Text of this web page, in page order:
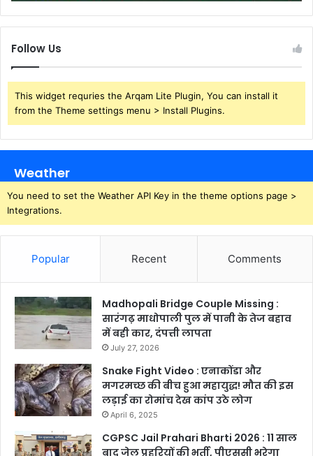
Follow Us
This widget requries the Arqam Lite Plugin, You can install it
from the Theme settings menu > Install Plugins.
Weather
You need to set the Weather API Key in the theme options page >
Integrations.
Popular Recent Comments
Madhopali Bridge Couple Missing :
सारंगढ़ माधोपाली पुल में पानी के तेज बहाव
में बही कार, दंपत्ती लापता
July 27, 2026
Snake Fight Video : एनाकोंडा और
मगरमच्छ की बीच हुआ महायुद्ध! मौत की इस
लड़ाई का रोमांच देख कांप उठे लोग
April 6, 2025
CGPSC Jail Prahari Bharti 2026 : 11 साल
बाद जेल प्रहरियों की भर्ती, पीएससी भरेगा